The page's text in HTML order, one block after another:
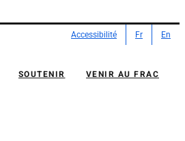
Accessibilité Fr En
SOUTENIR VENIR AU FRAC